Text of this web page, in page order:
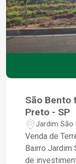
São Bento
Preto - SP
Jardim São
Venda de
Bairro Jardim São Bento
de